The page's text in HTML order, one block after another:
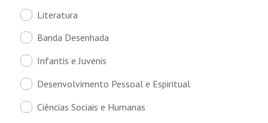
Literatura
Banda Desenhada
Infantis e Juvenis
Desenvolvimento Pessoal e Espiritual
Ciências Sociais e Humanas